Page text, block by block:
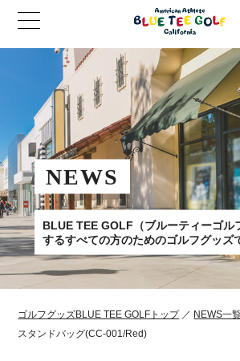
NEWS
BLUE TEE GOLF（ブルーティーゴル
するすべての方のためのゴルフグッズ
ゴルフグッズBLUE TEE GOLFトップ／ NEWS一
スタンドバッグ(CC-001/Red)